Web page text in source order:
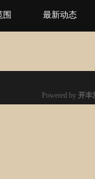
围 最新动态
Powered by 开丰